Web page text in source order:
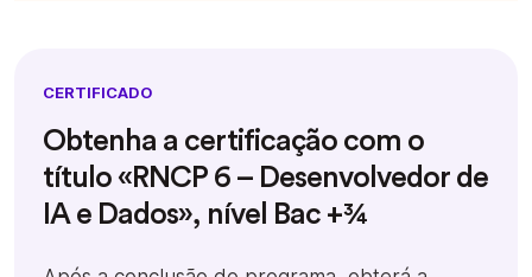
CERTIFICADO
Obtenha a certificação com o
título «RNCP 6 – Desenvolvedor de
IA e Dados», nível Bac +¾